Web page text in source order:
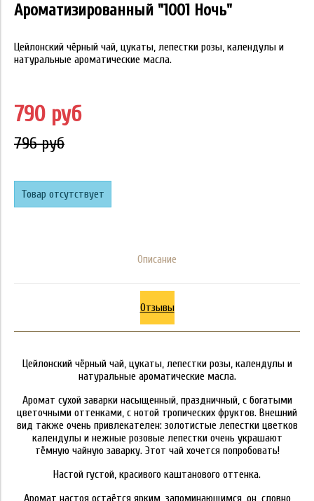
Ароматизированный "1001 Ночь"
Цейлонский чёрный чай, цукаты, лепестки розы, календулы и
натуральные ароматические масла.
790 руб
796 руб
Товар отсутствует
Описание
Отзывы
Цейлонский чёрный чай, цукаты, лепестки розы, календулы и
натуральные ароматические масла.
Аромат сухой заварки насыщенный, праздничный, с богатыми
цветочными оттенками, с нотой тропических фруктов. Внешний
вид также очень привлекателен: золотистые лепестки цветков
календулы и нежные розовые лепестки очень украшают
тёмную чайную заварку. Этот чай хочется попробовать!
Настой густой, красивого каштанового оттенка.
Аромат настоя остаётся ярким, запоминающимся, он, словно